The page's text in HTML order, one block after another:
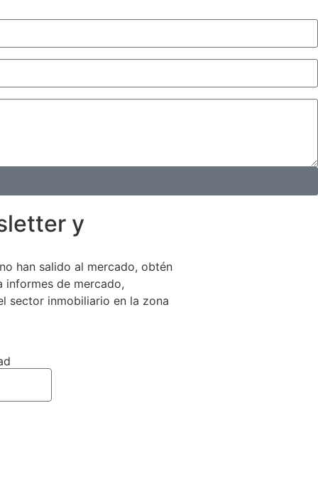
y
han salido al mercado, obtén
informes de mercado,
sector inmobiliario en la zona